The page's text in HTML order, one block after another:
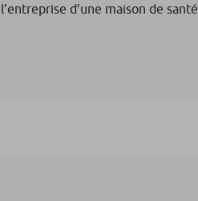
l’entreprise d’une maison de santé.